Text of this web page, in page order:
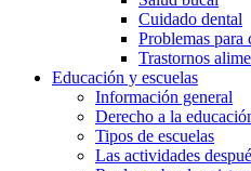
Cuidado dental
Problemas para
Trastornos
Educación y escuelas
Información general
Derecho a la
Tipos de escuelas
Las actividades